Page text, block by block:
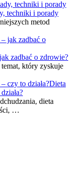
techniki i porady
metod
zadbać o zdrowie?
który zyskuje
Dieta
dieta
…